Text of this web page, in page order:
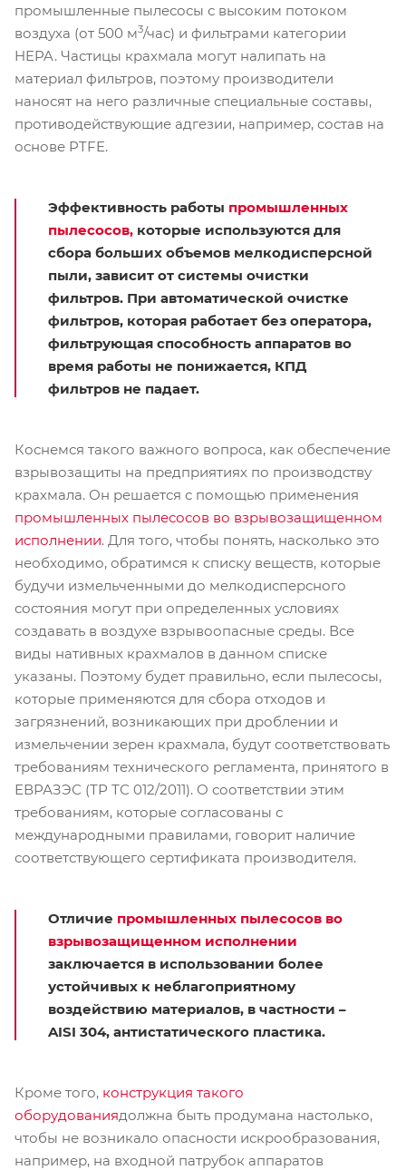
промышленные пылесосы с высоким потоком
воздуха (от 500 м3/час) и фильтрами категории
HEPA. Частицы крахмала могут налипать на
материал фильтров, поэтому производители
наносят на него различные специальные составы,
противодействующие адгезии, например, состав на
основе PTFE.
Эффективность работы промышленных
пылесосов, которые используются для
сбора больших объемов мелкодисперсной
пыли, зависит от системы очистки
фильтров. При автоматической очистке
фильтров, которая работает без оператора,
фильтрующая способность аппаратов во
время работы не понижается, КПД
фильтров не падает.
Коснемся такого важного вопроса, как обеспечение
взрывозащиты на предприятиях по производству
крахмала. Он решается с помощью применения
промышленных пылесосов во взрывозащищенном
исполнении. Для того, чтобы понять, насколько это
необходимо, обратимся к списку веществ, которые
будучи измельченными до мелкодисперсного
состояния могут при определенных условиях
создавать в воздухе взрывоопасные среды. Все
виды нативных крахмалов в данном списке
указаны. Поэтому будет правильно, если пылесосы,
которые применяются для сбора отходов и
загрязнений, возникающих при дроблении и
измельчении зерен крахмала, будут соответствовать
требованиям технического регламента, принятого в
ЕВРАЗЭС (ТР ТС 012/2011). О соответствии этим
требованиям, которые согласованы с
международными правилами, говорит наличие
соответствующего сертификата производителя.
Отличие промышленных пылесосов во
взрывозащищенном исполнении
заключается в использовании более
устойчивых к неблагоприятному
воздействию материалов, в частности –
AISI 304, антистатического пластика.
Кроме того, конструкция такого
оборудованиядолжна быть продумана настолько,
чтобы не возникало опасности искрообразования,
например, на входной патрубок аппаратов